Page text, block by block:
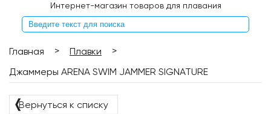
Интернет-магазин товаров для плавания
Главная > Плавки
>
Джаммеры ARENA SWIM JAMMER SIGNATURE
❬Вернуться к списку